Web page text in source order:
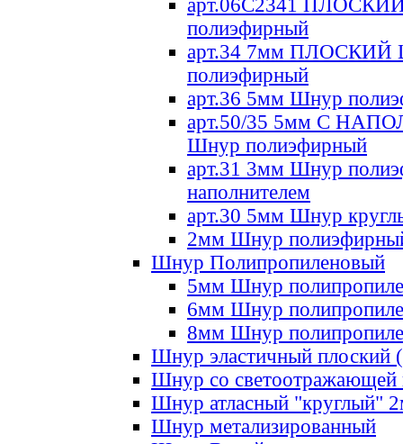
арт.06С2341
полиэфирный
арт.34 7мм ПЛОСКИЙ
полиэфирный
арт.36 5мм Шнур
арт.50/35 5мм С
Шнур полиэфирный
арт.31 3мм Шнур
наполнителем
арт.30 5мм Шнур
2мм Шнур
Шнур Полипропиленовый
5мм Шнур
6мм Шнур
8мм Шнур
Шнур эластичный плоский
Шнур со светоотражающей
Шнур атласный "круглый"
Шнур метализированный